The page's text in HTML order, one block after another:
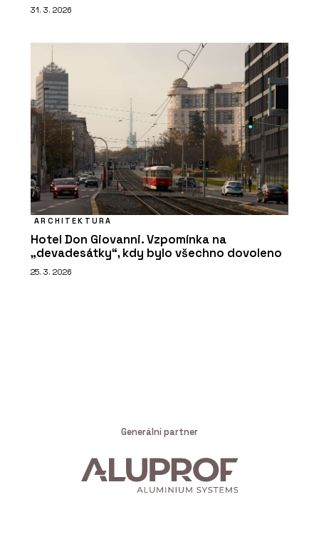
31. 3. 2026
ARCHITEKTURA
Hotel Don Giovanni. Vzpomínka na
„devadesátky“, kdy bylo všechno dovoleno
25. 3. 2026
Generální partner